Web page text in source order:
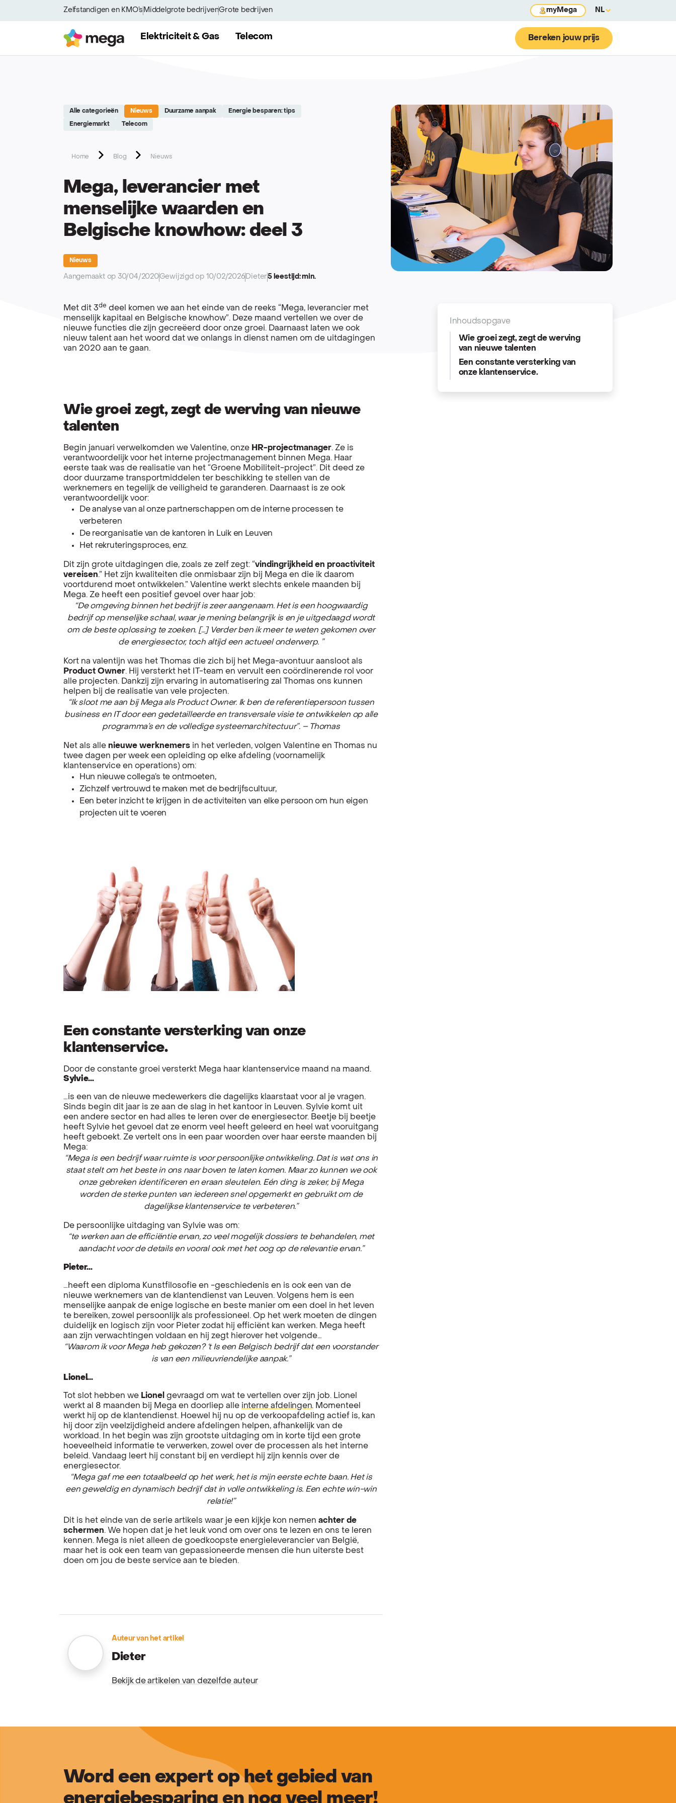
Zelfstandigen en KMO’s Middelgrote bedrijvenGrote bedrijven myMega NL
MegaElektriciteit & Gas Telecom Bereken jouw prijs
Alle categorieën Nieuws Duurzame aanpak Energie besparen: tips
Energiemarkt Telecom
Home Blog Nieuws
Mega, leverancier met
menselijke waarden en
Belgische knowhow: deel 3
Nieuws
Aangemaakt op 30/04/2020Gewijzigd op 10/02/2026 Dieter5 leestijd: min.
Inhoudsopgave
Wie groei zegt, zegt de werving
van nieuwe talenten
Een constante versterking van
onze klantenservice.
Met dit 3de deel komen we aan het einde van de reeks “Mega, leverancier met
menselijk kapitaal en Belgische knowhow”. Deze maand vertellen we over de
nieuwe functies die zijn gecreëerd door onze groei. Daarnaast laten we ook
nieuw talent aan het woord dat we onlangs in dienst namen om de uitdagingen
van 2020 aan te gaan.
Wie groei zegt, zegt de werving van nieuwe
talenten
Begin januari verwelkomden we Valentine, onze HR-projectmanager. Ze is
verantwoordelijk voor het interne projectmanagement binnen Mega. Haar
eerste taak was de realisatie van het “Groene Mobiliteit-project”. Dit deed ze
door duurzame transportmiddelen ter beschikking te stellen van de
werknemers en tegelijk de veiligheid te garanderen. Daarnaast is ze ook
verantwoordelijk voor:
De analyse van al onze partnerschappen om de interne processen te
verbeteren
De reorganisatie van de kantoren in Luik en Leuven
Het rekruteringsproces, enz.
Dit zijn grote uitdagingen die, zoals ze zelf zegt: “vindingrijkheid en proactiviteit
vereisen.” Het zijn kwaliteiten die onmisbaar zijn bij Mega en die ik daarom
voortdurend moet ontwikkelen.” Valentine werkt slechts enkele maanden bij
Mega. Ze heeft een positief gevoel over haar job:
“De omgeving binnen het bedrijf is zeer aangenaam. Het is een hoogwaardig
bedrijf op menselijke schaal, waar je mening belangrijk is en je uitgedaagd wordt
om de beste oplossing te zoeken. […] Verder ben ik meer te weten gekomen over
de energiesector, toch altijd een actueel onderwerp. ”
Kort na valentijn was het Thomas die zich bij het Mega-avontuur aansloot als
Product Owner. Hij versterkt het IT-team en vervult een coördinerende rol voor
alle projecten. Dankzij zijn ervaring in automatisering zal Thomas ons kunnen
helpen bij de realisatie van vele projecten.
“Ik sloot me aan bij Mega als Product Owner. Ik ben de referentiepersoon tussen
business en IT door een gedetailleerde en transversale visie te ontwikkelen op alle
programma’s en de volledige systeemarchitectuur”. – Thomas
Net als alle nieuwe werknemers in het verleden, volgen Valentine en Thomas nu
twee dagen per week een opleiding op elke afdeling (voornamelijk
klantenservice en operations) om:
Hun nieuwe collega’s te ontmoeten,
Zichzelf vertrouwd te maken met de bedrijfscultuur,
Een beter inzicht te krijgen in de activiteiten van elke persoon om hun eigen
projecten uit te voeren
Een constante versterking van onze
klantenservice.
Door de constante groei versterkt Mega haar klantenservice maand na maand.
Sylvie…
…is een van de nieuwe medewerkers die dagelijks klaarstaat voor al je vragen.
Sinds begin dit jaar is ze aan de slag in het kantoor in Leuven. Sylvie komt uit
een andere sector en had alles te leren over de energiesector. Beetje bij beetje
heeft Sylvie het gevoel dat ze enorm veel heeft geleerd en heel wat vooruitgang
heeft geboekt. Ze vertelt ons in een paar woorden over haar eerste maanden bij
Mega:
“Mega is een bedrijf waar ruimte is voor persoonlijke ontwikkeling. Dat is wat ons in
staat stelt om het beste in ons naar boven te laten komen. Maar zo kunnen we ook
onze gebreken identificeren en eraan sleutelen. Eén ding is zeker, bij Mega
worden de sterke punten van iedereen snel opgemerkt en gebruikt om de
dagelijkse klantenservice te verbeteren.”
De persoonlijke uitdaging van Sylvie was om:
“te werken aan de efficiëntie ervan, zo veel mogelijk dossiers te behandelen, met
aandacht voor de details en vooral ook met het oog op de relevantie ervan.”
Pieter…
…heeft een diploma Kunstfilosofie en -geschiedenis en is ook een van de
nieuwe werknemers van de klantendienst van Leuven. Volgens hem is een
menselijke aanpak de enige logische en beste manier om een doel in het leven
te bereiken, zowel persoonlijk als professioneel. Op het werk moeten de dingen
duidelijk en logisch zijn voor Pieter zodat hij efficiënt kan werken. Mega heeft
aan zijn verwachtingen voldaan en hij zegt hierover het volgende…
“Waarom ik voor Mega heb gekozen? ‘t Is een Belgisch bedrijf dat een voorstander
is van een milieuvriendelijke aanpak.”
Lionel…
Tot slot hebben we Lionel gevraagd om wat te vertellen over zijn job. Lionel
werkt al 8 maanden bij Mega en doorliep alle interne afdelingen. Momenteel
werkt hij op de klantendienst. Hoewel hij nu op de verkoopafdeling actief is, kan
hij door zijn veelzijdigheid andere afdelingen helpen, afhankelijk van de
workload. In het begin was zijn grootste uitdaging om in korte tijd een grote
hoeveelheid informatie te verwerken, zowel over de processen als het interne
beleid. Vandaag leert hij constant bij en verdiept hij zijn kennis over de
energiesector.
“Mega gaf me een totaalbeeld op het werk, het is mijn eerste echte baan. Het is
een geweldig en dynamisch bedrijf dat in volle ontwikkeling is. Een echte win-win
relatie!”
Dit is het einde van de serie artikels waar je een kijkje kon nemen achter de
schermen. We hopen dat je het leuk vond om over ons te lezen en ons te leren
kennen. Mega is niet alleen de goedkoopste energieleverancier van België,
maar het is ook een team van gepassioneerde mensen die hun uiterste best
doen om jou de beste service aan te bieden.
Auteur van het artikel
Dieter
Bekijk de artikelen van dezelfde auteur
Word een expert op het gebied van
energiebesparing en nog veel meer!
Site réalisé par Softedge studio - https://softedge.be